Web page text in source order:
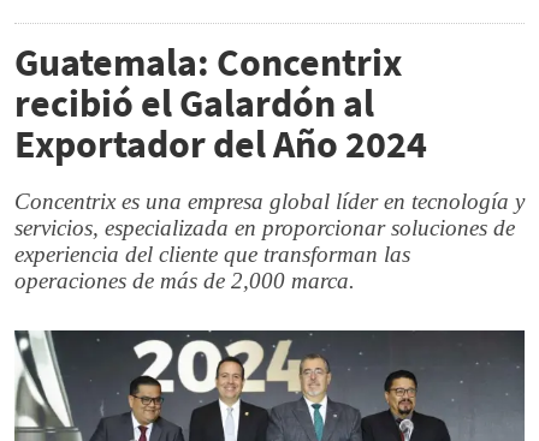
Guatemala: Concentrix
recibió el Galardón al
Exportador del Año 2024
Concentrix es una empresa global líder en tecnología y
servicios, especializada en proporcionar soluciones de
experiencia del cliente que transforman las
operaciones de más de 2,000 marca.